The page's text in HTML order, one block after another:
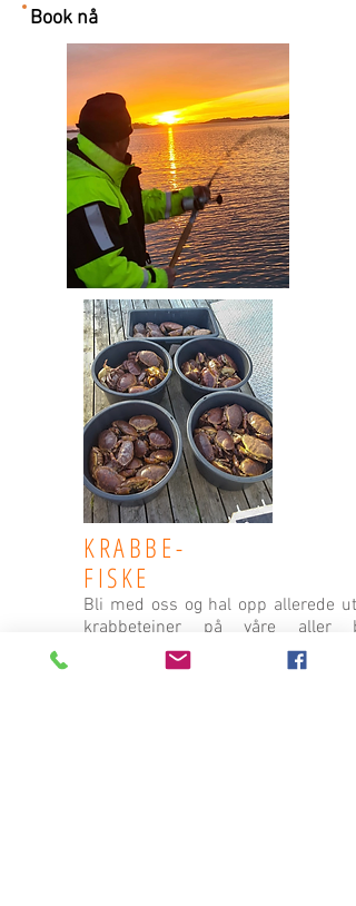
Book nå
KRABBE-
FISKE
Bli med oss og hal opp allerede
krabbeteiner på våre aller
teinesteder omkring Hustadvika og
Du får selv hale opp og tømme